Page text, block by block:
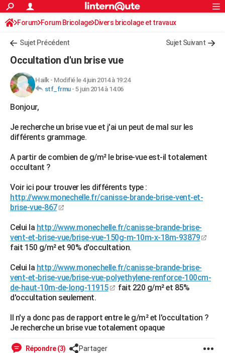
ACTUALITÉS
Politique
Société
Faits Divers
Education
Monde
Villes
+
FINANCE
Retraite
Impôts
Epargne
Immobilier
Risques naturels par ville
Banque
Assurance
Crédit
AUTO
Essais
Réserver un essai
Citadines
Berlines
SUV
Forum auto
+HIGH-TECH
Mobiles
Meilleur smartphone
Internet
Ordinateurs
Jeux vidéo
Guide high-tech
+BRICOLAGE
Forum
Aménagement intérieur
Extérieur
Cuisine
Salle de bains
Jardinage
Rangement
WEEK-END
Art de vivre
Bien-être
Loisirs
Mode
Modes de vie
SANTE
Destinations
City break
Voyage nature
Voyage de noces
Forum
Climat
+PHOTO
BONS PLANS
CARTE DE VOEUX
Carte de Noël
Carte Bonne année
Carte Saint-Valentin
Carte Pâques
Carte d'anniversaire
DICTIONNAIRE
Rechercher
S'inscrire
Connexion
Forum Forum Bricolage Divers bricolage et travaux
Sujet Précédent Sujet Suivant
Occultation d'un brise vue
Hailk- Modifié le 4 juin 2014 à 19:24
stf_frmu- 5 juin 2014 à 14:06
Bonjour,
Je recherche un brise vue et j'ai un peut de mal sur les
différents grammage.
A partir de combien de g/m² le brise-vue est-il totalement
occultant ?
Voir ici pour trouver les différents type :
http://www.monechelle.fr/canisse-brande-brise-vent-et-
brise-vue-867
Celui la http://www.monechelle.fr/canisse-brande-brise-
vent-et-brise-vue/brise-vue-150g-m-10m-x-18m-93879
fait 150 g/m² et 90% d'occultation.
Celui la http://www.monechelle.fr/canisse-brande-brise-
vent-et-brise-vue/brise-vue-polyethylene-renforce-100cm-
de-haut-10m-de-long-11915
fait 220 g/m² et 85%
d'occultation seulement.
Il n'y a donc pas de rapport entre le g/m² et l'occultation ?
Je recherche un brise vue totalement opaque
Répondre (3) Partager